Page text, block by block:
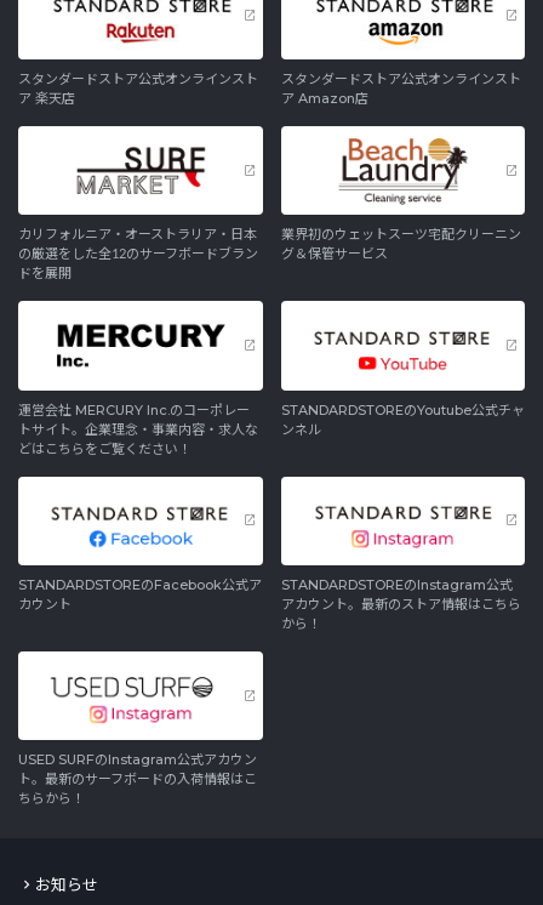
スタンダードストア公式オンラインスト
ア 楽天店
スタンダードストア公式オンラインスト
ア Amazon店
カリフォルニア・オーストラリア・日本
の厳選をした全12のサーフボードブラン
ドを展開
業界初のウェットスーツ宅配クリーニン
グ＆保管サービス
運営会社 MERCURY Inc.のコーポレー
トサイト。企業理念・事業内容・求人な
どはこちらをご覧ください！
STANDARDSTOREのYoutube公式チャ
ンネル
STANDARDSTOREのFacebook公式ア
カウント
STANDARDSTOREのInstagram公式
アカウント。最新のストア情報はこちら
から！
USED SURFのInstagram公式アカウン
ト。最新のサーフボードの入荷情報はこ
ちらから！
お知らせ